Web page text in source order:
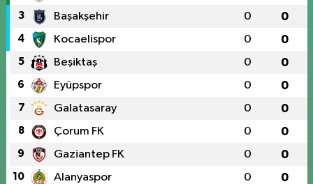
3 Başakşehir 0 0
4 Kocaelispor 0 0
5 Beşiktaş 0 0
6 Eyüpspor 0 0
7 Galatasaray 0 0
8 Çorum FK 0 0
9 Gaziantep FK 0 0
10 Alanyaspor 0 0